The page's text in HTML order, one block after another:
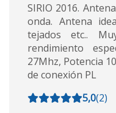
SIRIO 2016.
onda. Antena
tejados etc..
rendimiento
27Mhz, Potencia
de conexión PL
5,0(2)